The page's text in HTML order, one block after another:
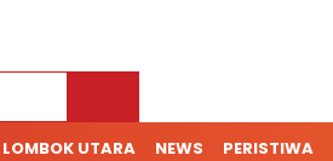
LOMBOK UTARA NEWS PERISTIWA